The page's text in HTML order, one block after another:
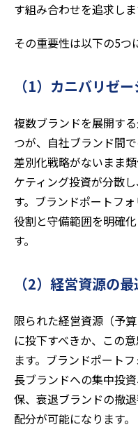
す組み合わせを追求しま
その重要性は以下の5つ
（1）カニバリゼ
複数ブランドを展開す
つが、自社ブランド間
差別化戦略がないまま
ケティング投資が分散
す。ブランドポートフ
役割と守備範囲を明確
す。
（2）経営資源の
限られた経営資源（予
に投下すべきか、この
ます。ブランドポート
長ブランドへの集中投
保、衰退ブランドの撤
配分が可能になります。